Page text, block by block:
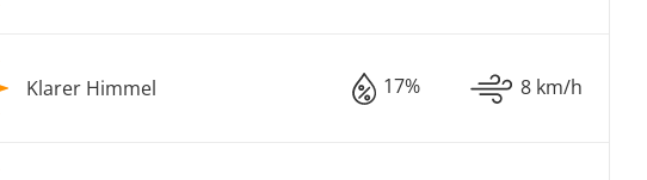
Klarer Himmel 17% 8 km/h